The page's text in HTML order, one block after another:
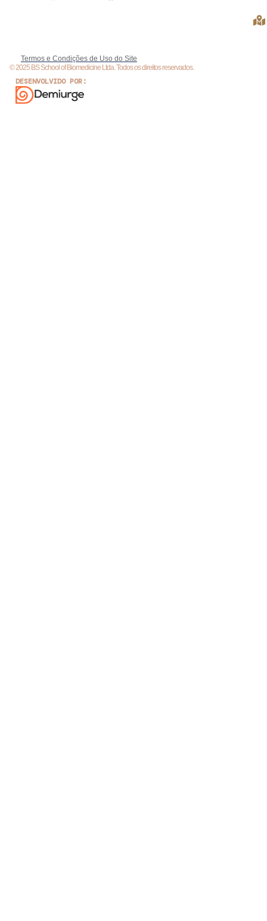
Termos e Condições de Uso do Site
© 2025 BS School of Biomedicine Ltda. Todos os direitos reservados.
DESENVOLVIDO POR: